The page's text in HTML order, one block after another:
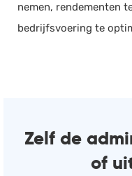
nemen, rendementen
bedrijfsvoering te
Zelf de
of